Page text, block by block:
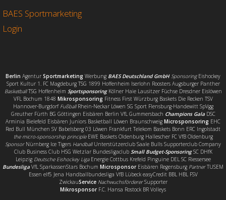
o
k
r
BAES Sportmarketing
Login
Berlin Agentur Sportmarketing Werbung BAES Deutschland GmbH SponsoringEishockey
Sport Kultur 1. FC Magdeburg TSG 1899 Hoffenheim Iserlohn Roosters Augsburger Panther
BasketballTSG Hoffenheim SportsponsoringKölner Haie Lausitzer Füchse Dresdner Eislöwen
VFL Bochum 1848 Mikrosponsoring Fitness First Würzburg Baskets Die Recken TSV
Hannover-Burgdorf FußballRhein-Neckar Löwen SG Sport Flensburg-Handewitt SpVgg
Greuther Fürth BG Göttingen Eisbären Berlin VfL Gummersbach Champions GalaDSC
Arminia Bielefeld Eisbären Juniors Basketball Löwen Braunschweig Microsponsoring EHC
Red Bull München SV Babelsberg 03 Löwen Frankfurt Telekom Baskets Bonn ERC Ingolstadt
the micro-sponsorship principleEWE Baskets Oldenburg Hallescher FC VfB Oldenburg
SponsorNürnberg Ice Tigers HandballUnterstützerclub Saale Bulls Supporterclub Company
Club Business Club HSG Wetzlar Bundesligaclub Small Budget-SponsoringSC DHfK
Leipzig Deutsche Eishockey LigaEnergie Cottbus Krefeld Pinguine DEL SC Riessersee
Bundesliga VfL SparkassenStars Bochum MicrosponsorEisbären Regensburg PartnerTUSEM
Essen elf5 Jena Handballbundesliga VfB Lübeck easyCredit BBL HBL FSV
ZwickauService NachwuchsfördererSupporter
MikrosponsorF.C. Hansa Rostock BR Volleys